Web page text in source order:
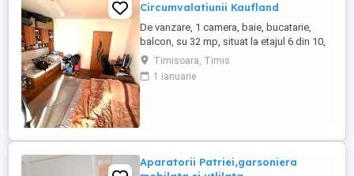
Circumvalatiunii Kaufland
De vanzare, 1 camera, baie, bucatarie,
balcon, su 32 mp, situat la etajul 6 din 10,
bloc cu lift, zona Circumvalatiunii. Pret:
65000 euro, usor negociabil Tel:
0736173096, 0729057644
Timisoara, Timis
1 ianuarie
Aparatorii Patriei,garsoniera